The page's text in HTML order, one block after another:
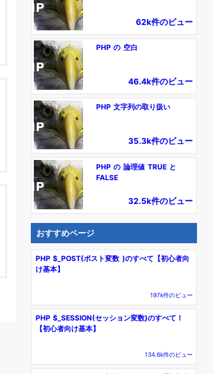
62k件のビュー
PHP の 空白
46.4k件のビュー
PHP 文字列の取り扱い
35.3k件のビュー
PHP の 論理値 TRUE と
FALSE
32.5k件のビュー
おすすめページ
PHP $_POST(ポスト変数 )のすべて【初心者向
け基本】
197k件のビュー
PHP $_SESSION(セッション変数)のすべて！
【初心者向け基本】
134.6k件のビュー